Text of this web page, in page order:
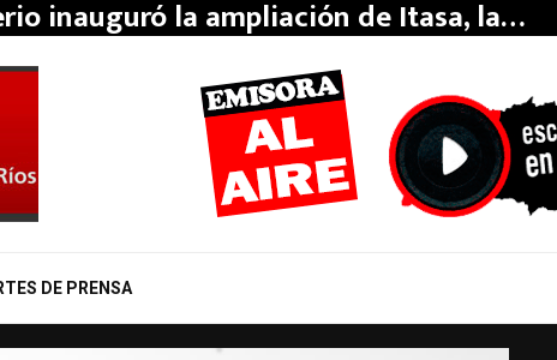
inauguró la ampliación de Itasa, la…
DE PRENSA